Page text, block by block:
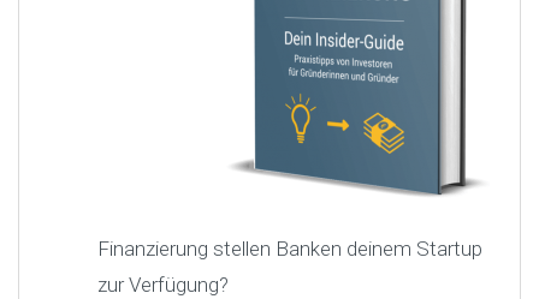
Finanzierung stellen Banken deinem Startup
zur Verfügung?